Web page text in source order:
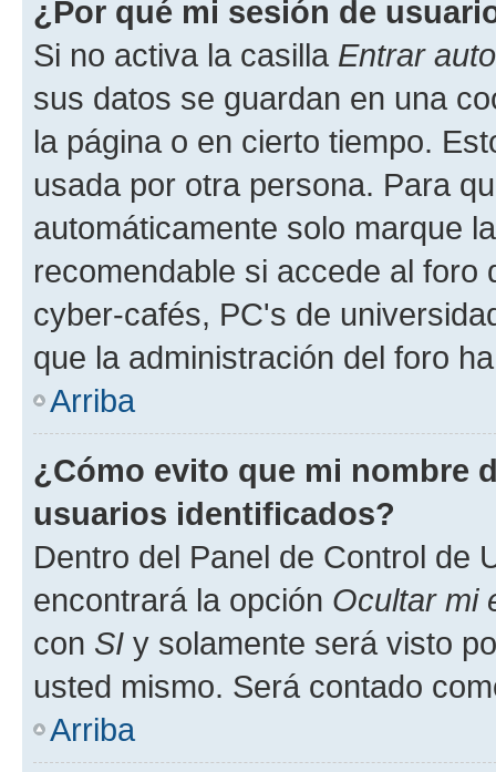
¿Por qué mi sesión de
Si no activa la casilla Entrar
sus datos se guardan en una
la página o en cierto tiempo.
usada por otra persona. Para
automáticamente solo marque
recomendable si accede al foro
cyber-cafés, PC's de
que la administración del foro
Arriba
¿Cómo evito que mi nombre
usuarios identificados?
Dentro del Panel de Control de
encontrará la opción Ocultar mi
con SI y solamente será visto
usted mismo. Será contado
Arriba